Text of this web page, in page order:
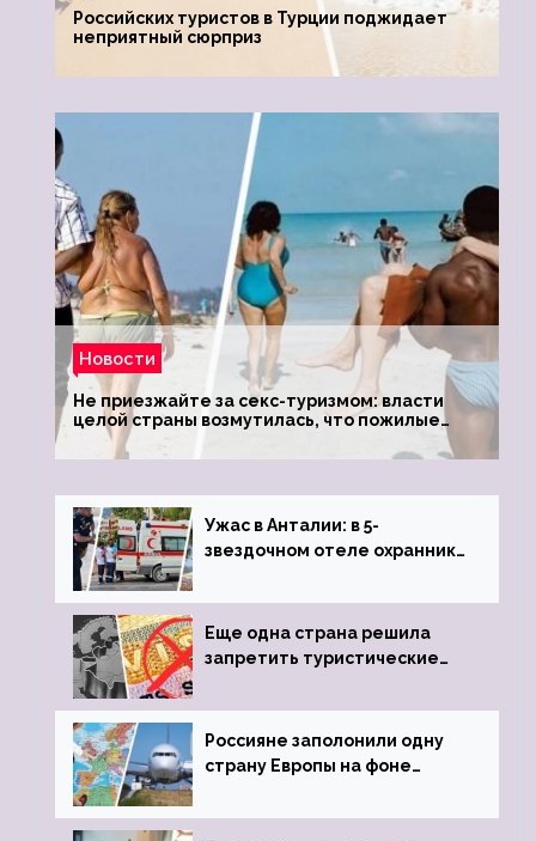
Российских туристов в Турции поджидает
неприятный сюрприз
Новости
Не приезжайте за секс-туризмом: власти
целой страны возмутилась, что пожилые
туристки массово едут к ним, чтобы
обзавестись молодыми любовниками
Ужас в Анталии: в 5-
звездочном отеле охранник
пистолета
Еще одна страна решила
запретить туристические
Россияне заполонили одну
страну Европы на фоне
виз